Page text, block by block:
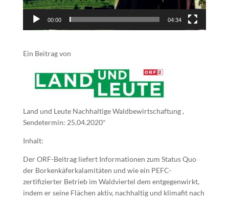
00:00 04:34
Ein Beitrag von
Land und Leute Nachhaltige Waldbewirtschaftung ,
Sendetermin: 25.04.2020*
Inhalt:
Der ORF-Beitrag liefert Informationen zum Status Quo
der Borkenkäferkalamitäten und wie ein PEFC-
zertifizierter Betrieb im Waldviertel dem entgegenwirkt,
indem er seine Flächen aktiv, nachhaltig und klimafit nach